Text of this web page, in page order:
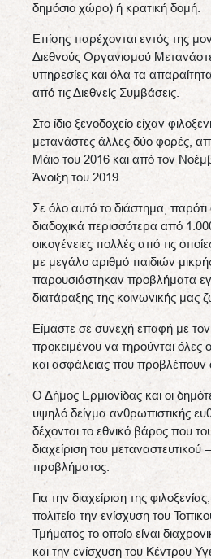
δημόσιο χώρο) ή κρατική δομή.
Επίσης παρέχονται εντός της
Διεθνούς Οργανισμού
υπηρεσίες και όλα τα
από τις Διεθνείς Συμβάσεις.
Στο ίδιο ξενοδοχείο είχαν
μετανάστες άλλες δύο φορές,
Μάιο του 2016 και από τον
Άνοιξη του 2019.
Σε όλο αυτό το διάστημα,
διαδοχικά περισσότερα από
οικογένειες πολλές από τις
με μεγάλο αριθμό παιδιών
παρουσιάστηκαν προβλήματα
διατάραξης της κοινωνικής μας
Είμαστε σε συνεχή επαφή με τον
προκειμένου να τηρούνται όλες
και ασφάλειας που προβλέπουν
Ο Δήμος Ερμιονίδας και οι
υψηλό δείγμα ανθρωπιστικής
δέχονται το εθνικό βάρος που
διαχείριση του
προβλήματος.
Για την διαχείριση της
πολιτεία την ενίσχυση του
Τμήματος το οποίο είναι
και την ενίσχυση του Κέντρου